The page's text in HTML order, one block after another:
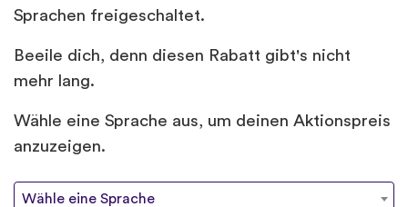
Sprachen freigeschaltet.
Beeile dich, denn diesen Rabatt gibt's nicht
mehr lang.
Wähle eine Sprache aus, um deinen Aktionspreis
anzuzeigen.
Wähle eine Sprache